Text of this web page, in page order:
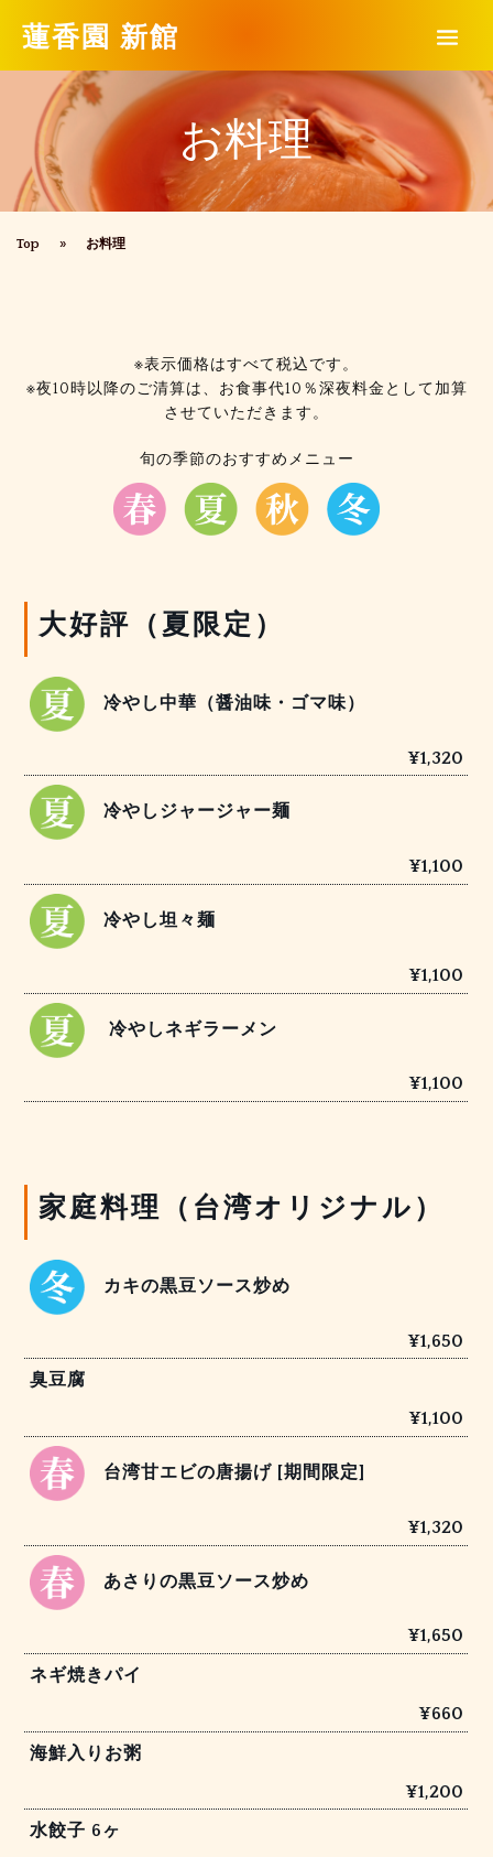
蓮香園 新館
お料理
Top » お料理
※表示価格はすべて税込です。
※夜10時以降のご清算は、お食事代10％深夜料金として加算
させていただきます。
旬の季節のおすすめメニュー
大好評（夏限定）
冷やし中華（醤油味・ゴマ味）
¥1,320
冷やしジャージャー麺
¥1,100
冷やし坦々麺
¥1,100
冷やしネギラーメン
¥1,100
家庭料理（台湾オリジナル）
カキの黒豆ソース炒め
¥1,650
臭豆腐
¥1,100
台湾甘エビの唐揚げ [期間限定]
¥1,320
あさりの黒豆ソース炒め
¥1,650
ネギ焼きパイ
¥660
海鮮入りお粥
¥1,200
水餃子 6ヶ